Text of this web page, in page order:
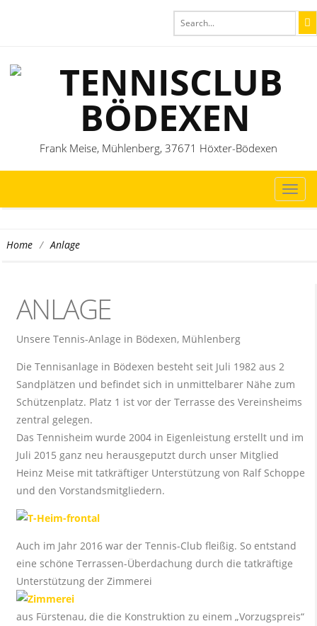
Frank Meise, Mühlenberg, 37671 Höxter-Bödexen
Home / Anlage
ANLAGE
Unsere Tennis-Anlage in Bödexen, Mühlenberg
Die Tennisanlage in Bödexen besteht seit Juli 1982 aus 2
Sandplätzen und befindet sich in unmittelbarer Nähe zum
Schützenplatz. Platz 1 ist vor der Terrasse des Vereinsheims
zentral gelegen.
Das Tennisheim wurde 2004 in Eigenleistung erstellt und im
Juli 2015 ganz neu herausgeputzt durch unser Mitglied
Heinz Meise mit tatkräftiger Unterstützung von Ralf Schoppe
und den Vorstandsmitgliedern.
Auch im Jahr 2016 war der Tennis-Club fleißig. So entstand
eine schöne Terrassen-Überdachung durch die tatkräftige
Unterstützung der Zimmerei
aus Fürstenau, die die Konstruktion zu einem „Vorzugspreis“